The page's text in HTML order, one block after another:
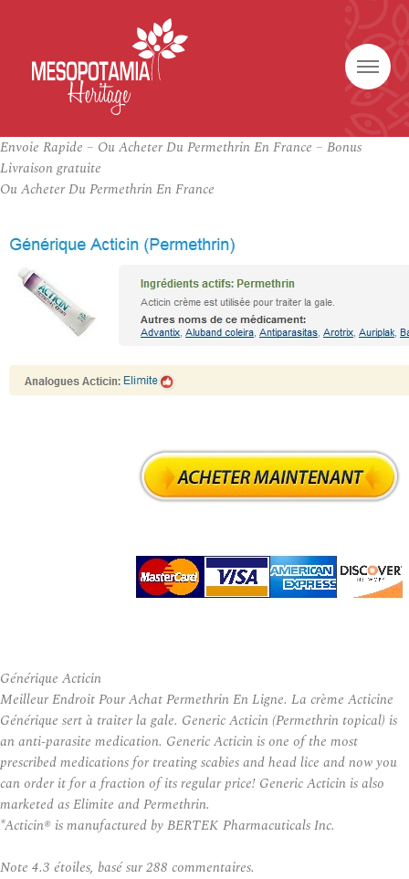
Envoie Rapide – Ou Acheter Du Permethrin En France – Bonus
Livraison gratuite
Ou Acheter Du Permethrin En France
Générique Acticin
Meilleur Endroit Pour Achat Permethrin En Ligne. La crème Acticine
Générique sert à traiter la gale. Generic Acticin (Permethrin topical) is
an anti-parasite medication. Generic Acticin is one of the most
prescribed medications for treating scabies and head lice and now you
can order it for a fraction of its regular price! Generic Acticin is also
marketed as Elimite and Permethrin.
*Acticin® is manufactured by BERTEK Pharmacuticals Inc.
Note 4.3 étoiles, basé sur288 commentaires.